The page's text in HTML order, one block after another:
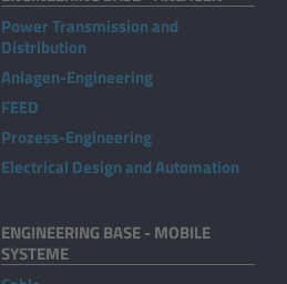
Power Transmission and
Distribution
Anlagen-Engineering
FEED
Prozess-Engineering
Electrical Design and Automation
ENGINEERING BASE - MOBILE
SYSTEME